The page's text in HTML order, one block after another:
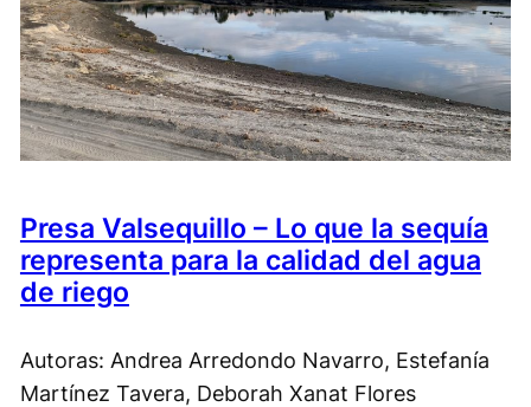
Presa Valsequillo – Lo que la sequía
representa para la calidad del agua
de riego
Autoras: Andrea Arredondo Navarro, Estefanía
Martínez Tavera, Deborah Xanat Flores